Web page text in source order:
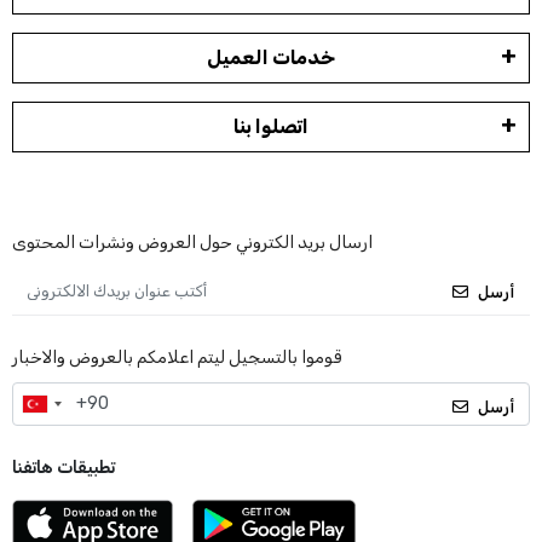
خدمات العميل
اتصلوا بنا
ارسال بريد الكتروني حول العروض ونشرات المحتوى
أرسل
قوموا بالتسجيل ليتم اعلامكم بالعروض والاخبار
أرسل
تطبيقات هاتفنا